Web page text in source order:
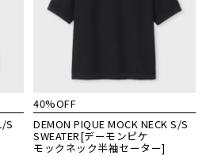
S
40%OFF
DEMON PIQUE MOCK NECK S/S
SWEATER[デーモンピケ
モックネック半袖セーター]